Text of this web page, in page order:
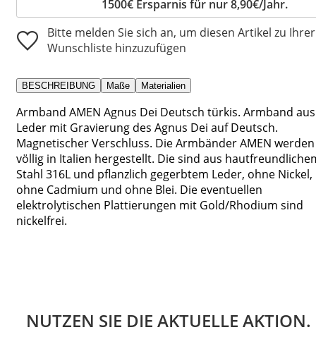
1500€ Ersparnis für nur 8,90€/Jahr.
Bitte melden Sie sich an, um diesen Artikel zu Ihrer
Wunschliste hinzuzufügen
BESCHREIBUNG Maße Materialien
Armband AMEN Agnus Dei Deutsch türkis. Armband aus
Leder mit Gravierung des Agnus Dei auf Deutsch.
Magnetischer Verschluss. Die Armbänder AMEN werden
völlig in Italien hergestellt. Die sind aus
Stahl 316L und pflanzlich gegerbtem Leder, ohne Nickel,
ohne Cadmium und ohne Blei. Die eventuellen
elektrolytischen Plattierungen mit Gold/Rhodium sind
nickelfrei.
NUTZEN SIE DIE AKTUELLE AKTION.